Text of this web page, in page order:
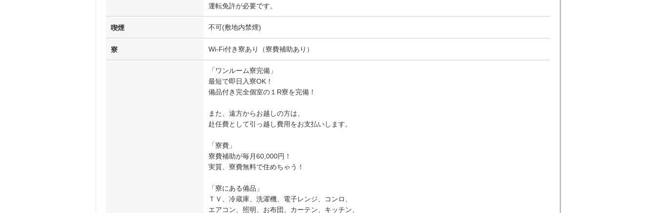
運転免許が必要です。
喫煙 不可(敷地内禁煙)
寮 Wi-Fi付き寮あり（寮費補助あり）
「ワンルーム寮完備」
最短で即日入寮OK！
備品付き完全個室の１R寮を完備！
また、遠方からお越しの方は、
赴任費として引っ越し費用をお支払いします。
「寮費」
寮費補助が毎月60,000円！
実質、寮費無料で住めちゃう！
「寮にある備品」
ＴＶ、冷蔵庫、洗濯機、電子レンジ、コンロ、
エアコン、照明、お布団、カーテン、キッチン、